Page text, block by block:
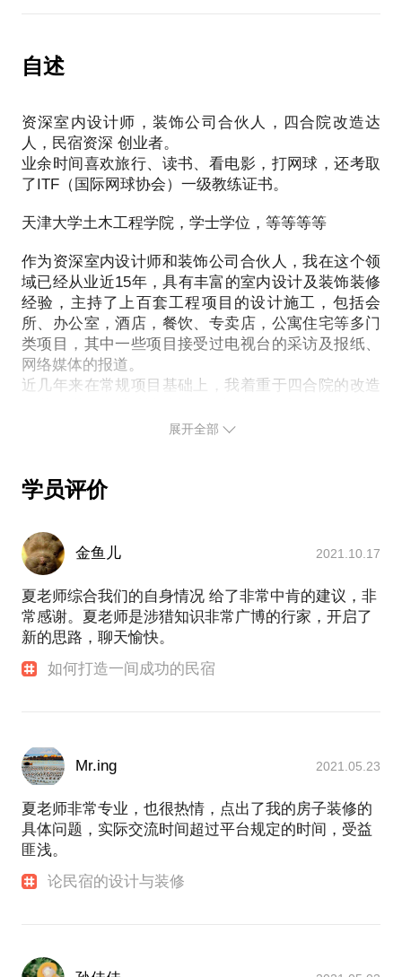
文案写作策略
为房间拍摄照片应注意的问题
airbnb网站平台的使用技巧
图片发布注意的问题
房源价格的制定策略
房源日期管理策略
网上沟通策略
如何制作旅行攻略
物料（布草）管理及使用
如何迎接客人
外国客人的“接”与“不接”
如何让外国客人防止上当
如何处理外国人登记问题
如何与邻居相处
片或电子版，例如装饰画、房客北京旅行攻略、房屋
的探讨与合作，诸如：到房屋现场进行初步的规划设
计、提供具体装修的参考意见、量身定做房间周边游
人的钱玩票。“省钱”不代表品质低劣、偷工减料，选
民宿装修中的“diy”。有几样物品非常吸引人，而且它
们的共同之处是都可以“diy”，既省了银子，又过了
把“动手”的瘾。
民宿装饰的三大“利器”。“轻装修、重装饰”，家装如
器”不可不知。
来经常出问题的区域，尤其北京的很多四合院没有排
污下水管道，如何解决这些难题，防患于未然，是卫
生间装修的关键。
民宿装修后如何设置“百宝箱”。箱子里的宝贝关键时
刻可解“燃眉之急”，一个小物件有可能让你避免几千
元的损失。
套民宿的装修、运营经验相结合，融会贯通、萃取提
小梦想、小目标。
不会与你天花乱坠地“侃”那些分享经济概念与理论，
也不会对你煽风点火，让你激情四射、义无反顾、毫
这门生意的“钱”在哪里?“坑”在哪里？
怎样做才能跨过“坑”挣到“钱”？
作为一名这个领域成功的先行者，我将与你分享
这门生意的各个环节中最实用、最靠谱、最有效的操
作方法与经验，这都是经过不断实践、不断总结而来
从业者将大有裨益，大体分为三个方面：
房源的前期准备
哪种房子适合做民宿
签订房屋租赁合同中的问题
如何打造一个受欢迎的民宿
如何拉升软性服务的档次
网上采购策略
如何整合发布房源
airbnb网站平台的使用技巧
图片发布注意的问题
房源价格的制定策略
房源日期管理策略
房源的后期运营与危机处理
网上沟通策略
如何制作旅行攻略
物料（布草）管理及使用
如何处理外国人登记问题
如何与邻居相处
在咨询过程中，我还会向你展示一些“实物”的图
片或电子版，例如装饰画、房客北京旅行攻略、房屋
各处使用的提示牌。如果可能，我们还可以有进一步
计、提供具体装修的参考意见、量身定做房间周边游
自述
资深室内设计师，装饰公司合伙人，四合院改造达
人，民宿资深 创业者。
业余时间喜欢旅行、读书、看电影，打网球，还考取
了ITF（国际网球协会）一级教练证书。
天津大学土木工程学院，学士学位，等等等等
作为资深室内设计师和装饰公司合伙人，我在这个领
域已经从业近15年，具有丰富的室内设计及装饰装修
经验，主持了上百套工程项目的设计施工，包括会
所、办公室，酒店，餐饮、专卖店，公寓住宅等多门
类项目，其中一些项目接受过电视台的采访及报纸、
网络媒体的报道。
近几年来在常规项目基础上，我着重于四合院的改造
个院落，几十套房间，截至2018年底已经接待了来自
也引起了京城多家媒体的关注，包括精品购物指南，
环球时报，人物杂志，中国日报等，将我们作为北京
展开全部
学员评价
金鱼儿 2021.10.17
夏老师综合我们的自身情况 给了非常中肯的建议，非
常感谢。夏老师是涉猎知识非常广博的行家，开启了
新的思路，聊天愉快。
如何打造一间成功的民宿
Mr.ing 2021.05.23
夏老师非常专业，也很热情，点出了我的房子装修的
具体问题，实际交流时间超过平台规定的时间，受益
匪浅。
论民宿的设计与装修